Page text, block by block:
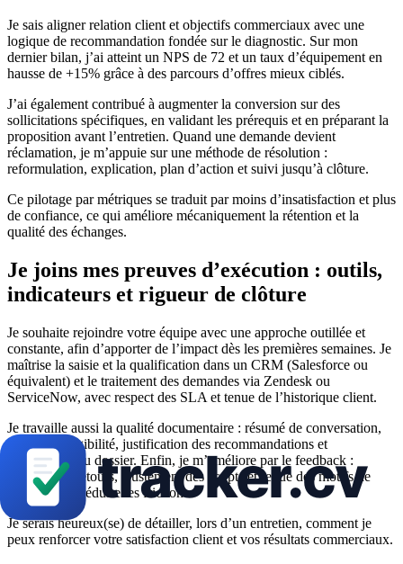
Je sais aligner relation client et objectifs commerciaux avec une
logique de recommandation fondée sur le diagnostic. Sur mon
dernier bilan, j’ai atteint un NPS de 72 et un taux d’équipement en
hausse de +15% grâce à des parcours d’offres mieux ciblés.
J’ai également contribué à augmenter la conversion sur des
sollicitations spécifiques, en validant les prérequis et en préparant la
proposition avant l’entretien. Quand une demande devient
réclamation, je m’appuie sur une méthode de résolution :
reformulation, explication, plan d’action et suivi jusqu’à clôture.
Ce pilotage par métriques se traduit par moins d’insatisfaction et plus
de confiance, ce qui améliore mécaniquement la rétention et la
qualité des échanges.
Je joins mes preuves d’exécution : outils,
indicateurs et rigueur de clôture
Je souhaite rejoindre votre équipe avec une approche outillée et
constante, afin d’apporter de l’impact dès les premières semaines. Je
maîtrise la saisie et la qualification dans un CRM (Salesforce ou
équivalent) et le traitement des demandes via Zendesk ou
ServiceNow, avec respect des SLA et tenue de l’historique client.
Je travaille aussi la qualité documentaire : résumé de conversation,
critères d’éligibilité, justification des recommandations et
complétude du dossier. Enfin, je m’améliore par le feedback :
analyse des retours, ajustement des scripts et revue des motifs de
contact pour réduire les frictions.
Je serais heureux(se) de détailler, lors d’un entretien, comment je
peux renforcer votre satisfaction client et vos résultats commerciaux.